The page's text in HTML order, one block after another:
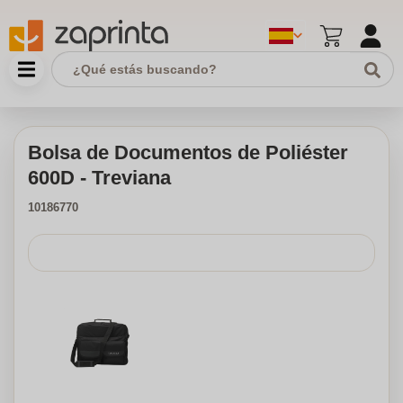
Bolsa de Documentos de Poliéster
600D - Treviana
10186770